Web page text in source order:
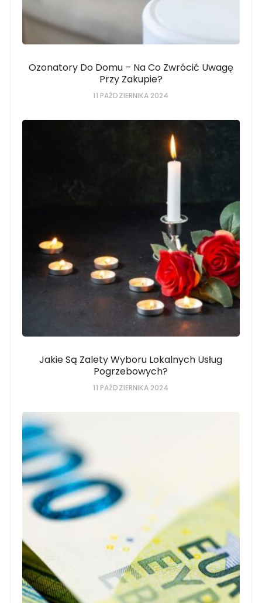
Ozonatory Do Domu – Na Co Zwrócić Uwagę
Przy Zakupie?
11 PAŹDZIERNIKA 2024
Jakie Są Zalety Wyboru Lokalnych Usług
Pogrzebowych?
11 PAŹDZIERNIKA 2024